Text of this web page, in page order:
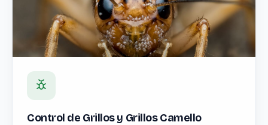
Control de Grillos y Grillos Camello